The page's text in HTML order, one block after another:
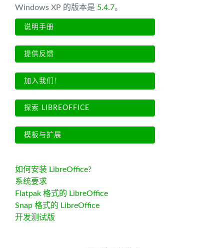
Windows XP 的版本是 5.4.7。
说明手册
提供反馈
加入我们！
探索 LIBREOFFICE
模板与扩展
如何安装 LibreOffice?
系统要求
Flatpak 格式的 LibreOffice
Snap 格式的 LibreOffice
开发测试版